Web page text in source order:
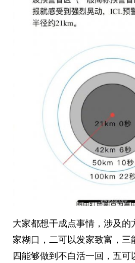
大家都想干成点事情，涉及的
家糊口，二可以发家致富，三
四能够做到不白活一回，五